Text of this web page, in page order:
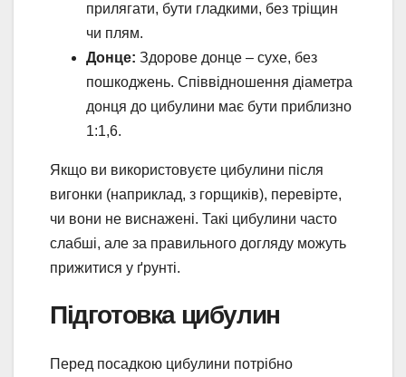
прилягати, бути гладкими, без тріщин
чи плям.
Донце: Здорове донце – сухе, без
пошкоджень. Співвідношення діаметра
донця до цибулини має бути приблизно
1:1,6.
Якщо ви використовуєте цибулини після
вигонки (наприклад, з горщиків), перевірте,
чи вони не виснажені. Такі цибулини часто
слабші, але за правильного догляду можуть
прижитися у ґрунті.
Підготовка цибулин
Перед посадкою цибулини потрібно